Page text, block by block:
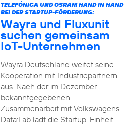
TELEFÓNICA UND OSRAM HAND IN HAND
BEI DER STARTUP-FÖRDERUNG:
Wayra und Fluxunit
suchen gemeinsam
IoT-Unternehmen
Wayra Deutschland weitet seine
Kooperation mit Industriepartnern
aus. Nach der im Dezember
bekanntgegebenen
Zusammenarbeit mit Volkswagens
Data:Lab lädt die Startup-Einheit